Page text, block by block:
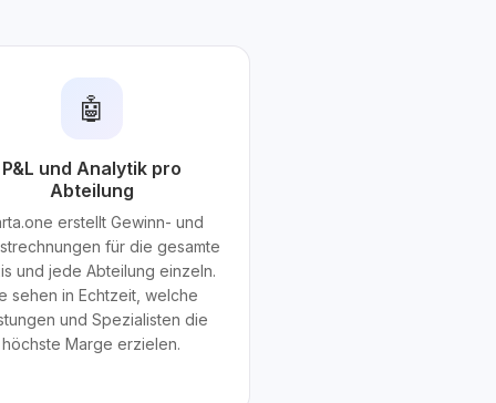
🤖
P&L und Analytik pro
Abteilung
erstellt Gewinn- und
für die gesamte
und jede Abteilung einzeln.
sehen in Echtzeit, welche
und Spezialisten die
höchste Marge erzielen.